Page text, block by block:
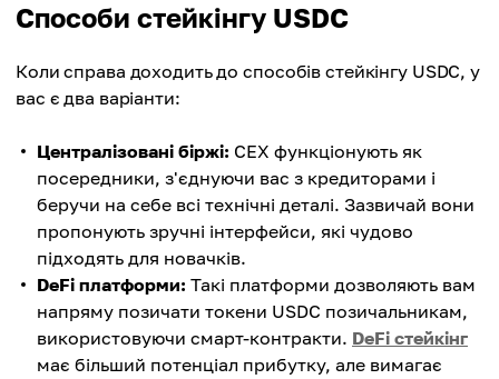
Способи стейкінгу USDC
Коли справа доходить до способів стейкінгу USDC, у
вас є два варіанти:
Централізовані біржі: CEX функціонують як
посередники, з'єднуючи вас з кредиторами і
беручи на себе всі технічні деталі. Зазвичай вони
пропонують зручні інтерфейси, які чудово
підходять для новачків.
DeFi платформи: Такі платформи дозволяють вам
напряму позичати токени USDC позичальникам,
використовуючи смарт-контракти. DeFi стейкінг
має більший потенціал прибутку, але вимагає